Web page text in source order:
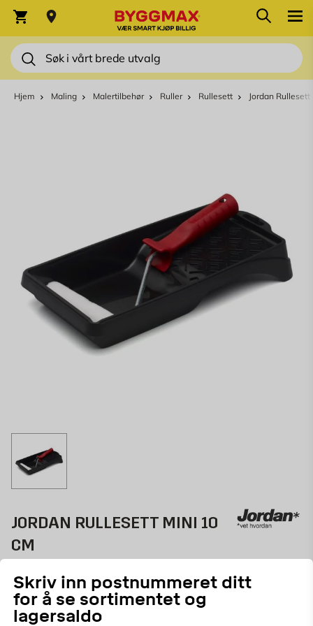
Søk
Skriv inn postnummeret ditt
for å se sortimentet og
lagersaldo
Varekurv Søk
Hjem Maling Malertilbehør Ruller Rullesett Jordan
JORDAN RULLESETT MINI 10
CM
10 cm glatte underlag
ART.NR: 30106